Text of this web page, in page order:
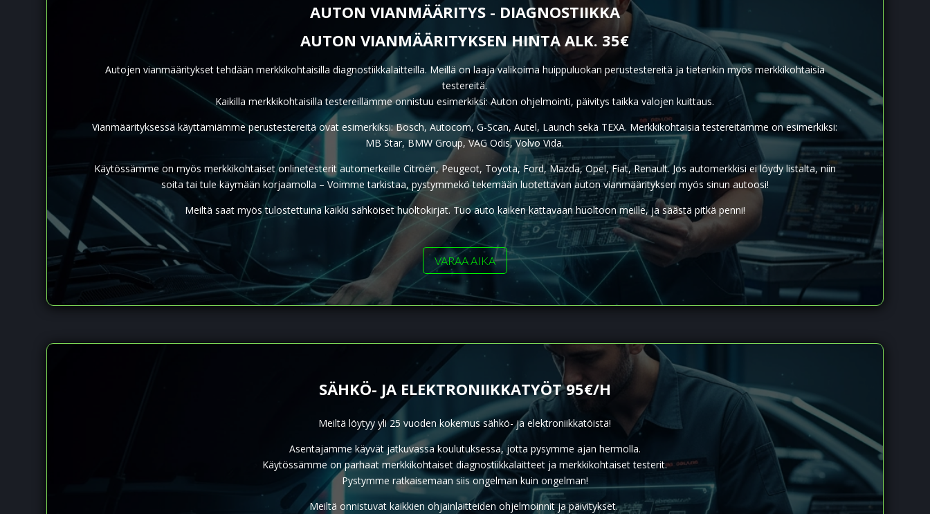
AUTON VIANMÄÄRITYS - DIAGNOSTIIKKA
AUTON VIANMÄÄRITYKSEN HINTA ALK. 35€
Autojen vianmääritykset tehdään merkkikohtaisilla diagnostiikkalaitteilla. Meillä on laaja valikoima huippuluokan perustestereitä ja tietenkin myös merkkikohtaisia
testereitä.
Kaikilla merkkikohtaisilla testereillämme onnistuu esimerkiksi: Auton ohjelmointi, päivitys taikka valojen kuittaus.
Vianmäärityksessä käyttämiämme perustestereitä ovat esimerkiksi: Bosch, Autocom, G-Scan, Autel, Launch sekä TEXA. Merkkikohtaisia testereitämme on esimerkiksi:
MB Star, BMW Group, VAG Odis, Volvo Vida.
Käytössämme on myös merkkikohtaiset onlinetesterit automerkeille Citroën, Peugeot, Toyota, Ford, Mazda, Opel, Fiat, Renault. Jos automerkkisi ei löydy listalta, niin
soita tai tule käymään korjaamolla – Voimme tarkistaa, pystymmekö tekemään luotettavan auton vianmäärityksen myös sinun autoosi!
Meiltä saat myös tulostettuina kaikki sähköiset huoltokirjat. Tuo auto kaiken kattavaan huoltoon meille, ja säästä pitkä penni!
VARAA AIKA
SÄHKÖ- JA ELEKTRONIIKKATYÖT 95€/H
Meiltä löytyy yli 25 vuoden kokemus sähkö- ja elektroniikkatöistä!
Asentajamme käyvät jatkuvassa koulutuksessa, jotta pysymme ajan hermolla.
Käytössämme on parhaat merkkikohtaiset diagnostiikkalaitteet ja merkkikohtaiset testerit.
Pystymme ratkaisemaan siis ongelman kuin ongelman!
Meiltä onnistuvat kaikkien ohjainlaitteiden ohjelmoinnit ja päivitykset.